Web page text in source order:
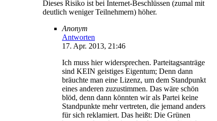
Dieses Risiko ist bei Internet-Beschlüssen (zumal mit
deutlich weniger Teilnehmern) höher.
Anonym
Antworten
17. Apr. 2013, 21:46
Ich muss hier widersprechen. Parteitagsanträge
sind KEIN geistiges Eigentum; Denn dann
bräuchte man eine Lizenz, um dem Standpunkt
eines anderen zuzustimmen. Das wäre schön
blöd, denn dann könnten wir als Partei keine
Standpunkte mehr vertreten, die jemand anders
für sich reklamiert. Das heißt: Die Grünen